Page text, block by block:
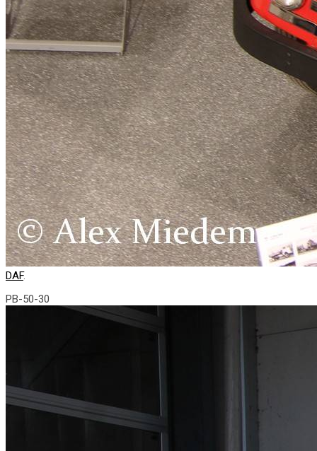
DAF.
PB-50-30